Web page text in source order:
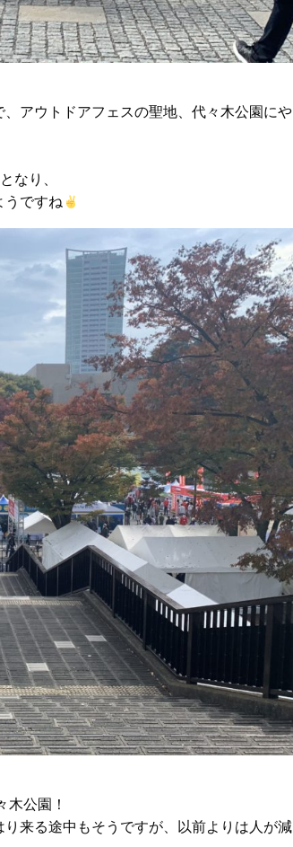
アウトドアフェスの聖地、代々木公園にや
なり、
うですね
公園！
来る途中もそうですが、以前よりは人が減